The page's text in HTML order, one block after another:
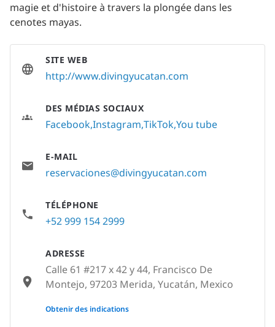
magie et d'histoire à travers la plongée dans les
cenotes mayas.
SITE WEB
http://www.divingyucatan.com
DES MÉDIAS SOCIAUX
FacebookInstagram TikTokYou tube
E-MAIL
reservaciones@divingyucatan.com
TÉLÉPHONE
+52 999 154 2999
ADRESSE
Calle 61 #217 x 42 y 44, Francisco De
Montejo, 97203 Merida, Yucatán, Mexico
None
Obtenir des indications